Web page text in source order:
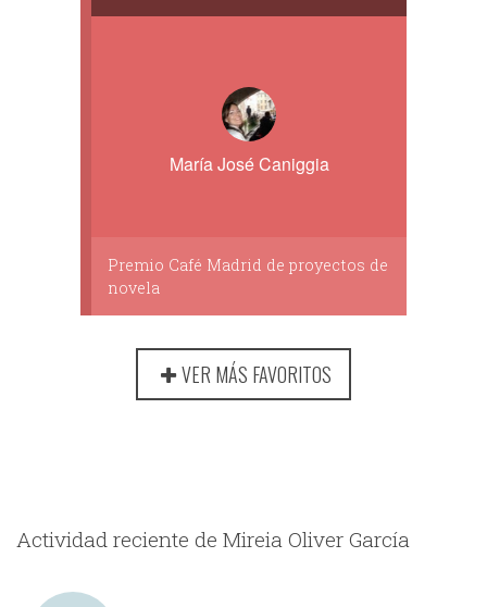
María José Caniggia
Premio Café Madrid de proyectos de
novela
VER MÁS FAVORITOS
Actividad reciente de Mireia Oliver García